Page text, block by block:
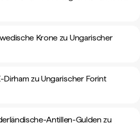
Krone zu Ungarischer
zu Ungarischer Forint
Antillen-Gulden zu